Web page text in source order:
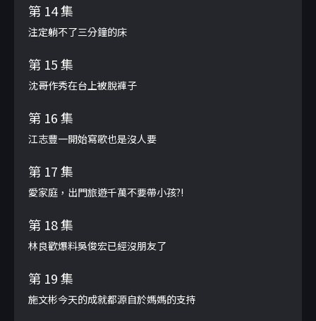
第 14 集
注定躺不了三分鐘的床
第 15 集
沈哥作秀在台上被脫褲子
第 16 集
江志豐一開始寫歌也是沒人要
第 17 集
愛家庭，出門旅遊千萬不要帶小孩?!
第 18 集
林良歡爆料吳俊宏已經沒朋友了
第 19 集
施文彬今天的成就都源自於媽媽的支持